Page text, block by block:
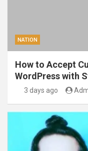
NATION
How to Accept
WordPress with
3 days ago